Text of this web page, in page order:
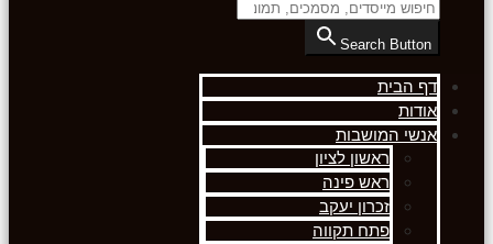
Search Button
דף הבית
אודות
אנשי המושבות
ראשון לציון
ראש פינה
זכרון יעקב
פתח תקווה